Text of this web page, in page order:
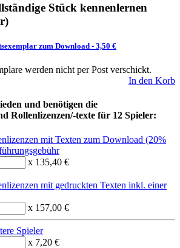
Stück kennenlernen
zum Download - 3,50 €
werden nicht per Post verschickt.
In den Korb
und benötigen die
Rollenlizenzen/-texte für 12 Spieler:
mit Texten zum Download (20%
x 135,40 €
mit gedruckten Texten inkl. einer
x 157,00 €
Spieler
x 7,20 €